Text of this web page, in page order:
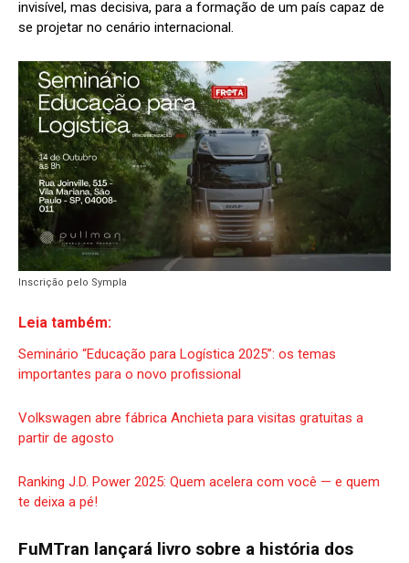
invisível, mas decisiva, para a formação de um país capaz de
se projetar no cenário internacional.
Inscrição pelo Sympla
Leia também:
Seminário “Educação para Logística 2025”: os temas
importantes para o novo profissional
Volkswagen abre fábrica Anchieta para visitas gratuitas a
partir de agosto
Ranking J.D. Power 2025: Quem acelera com você — e quem
te deixa a pé!
FuMTran lançará livro sobre a história dos